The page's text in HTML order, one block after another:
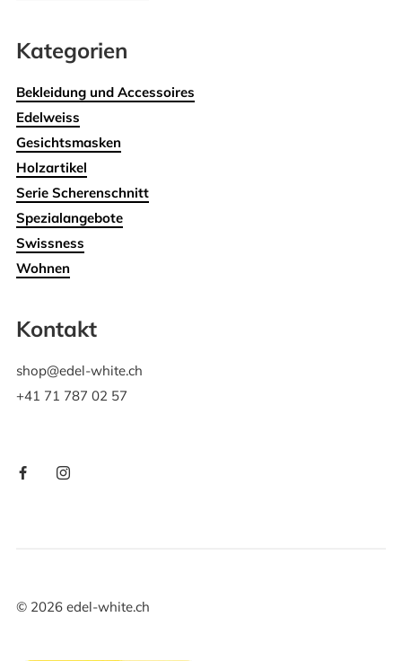
Kategorien
Bekleidung und Accessoires
Edelweiss
Gesichtsmasken
Holzartikel
Serie Scherenschnitt
Spezialangebote
Swissness
Wohnen
Kontakt
shop@edel-white.ch
+41 71 787 02 57
© 2026edel-white.ch